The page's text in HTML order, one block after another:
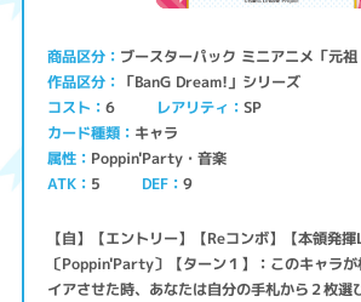
商品区分 ブースターパック ミニアニメ「元祖
作品区分 「BanG Dream!」シリーズ
コスト 6 レアリティ SP
カード種類 キャラ
属性 Poppin'Party・音楽
ATK 5 DEF 9
【自】【エントリー】【Reコンボ】【本領発揮
〔Poppin'Party〕【ターン１】：このキャラ
イアさせた時、あなたは自分の手札から２枚選